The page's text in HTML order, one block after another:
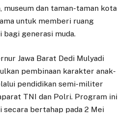
museum dan taman-taman kota
untuk memberi ruang
bagi generasi muda.
Jawa Barat Dedi Mulyadi
pembinaan karakter anak-
pendidikan semi-militer
TNI dan Polri. Program ini
secara bertahap pada 2 Mei